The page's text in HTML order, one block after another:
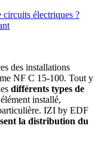
électriques ?
des installations
NF C 15-100. Tout y
différents types de
installé,
IZI by EDF
la distribution du